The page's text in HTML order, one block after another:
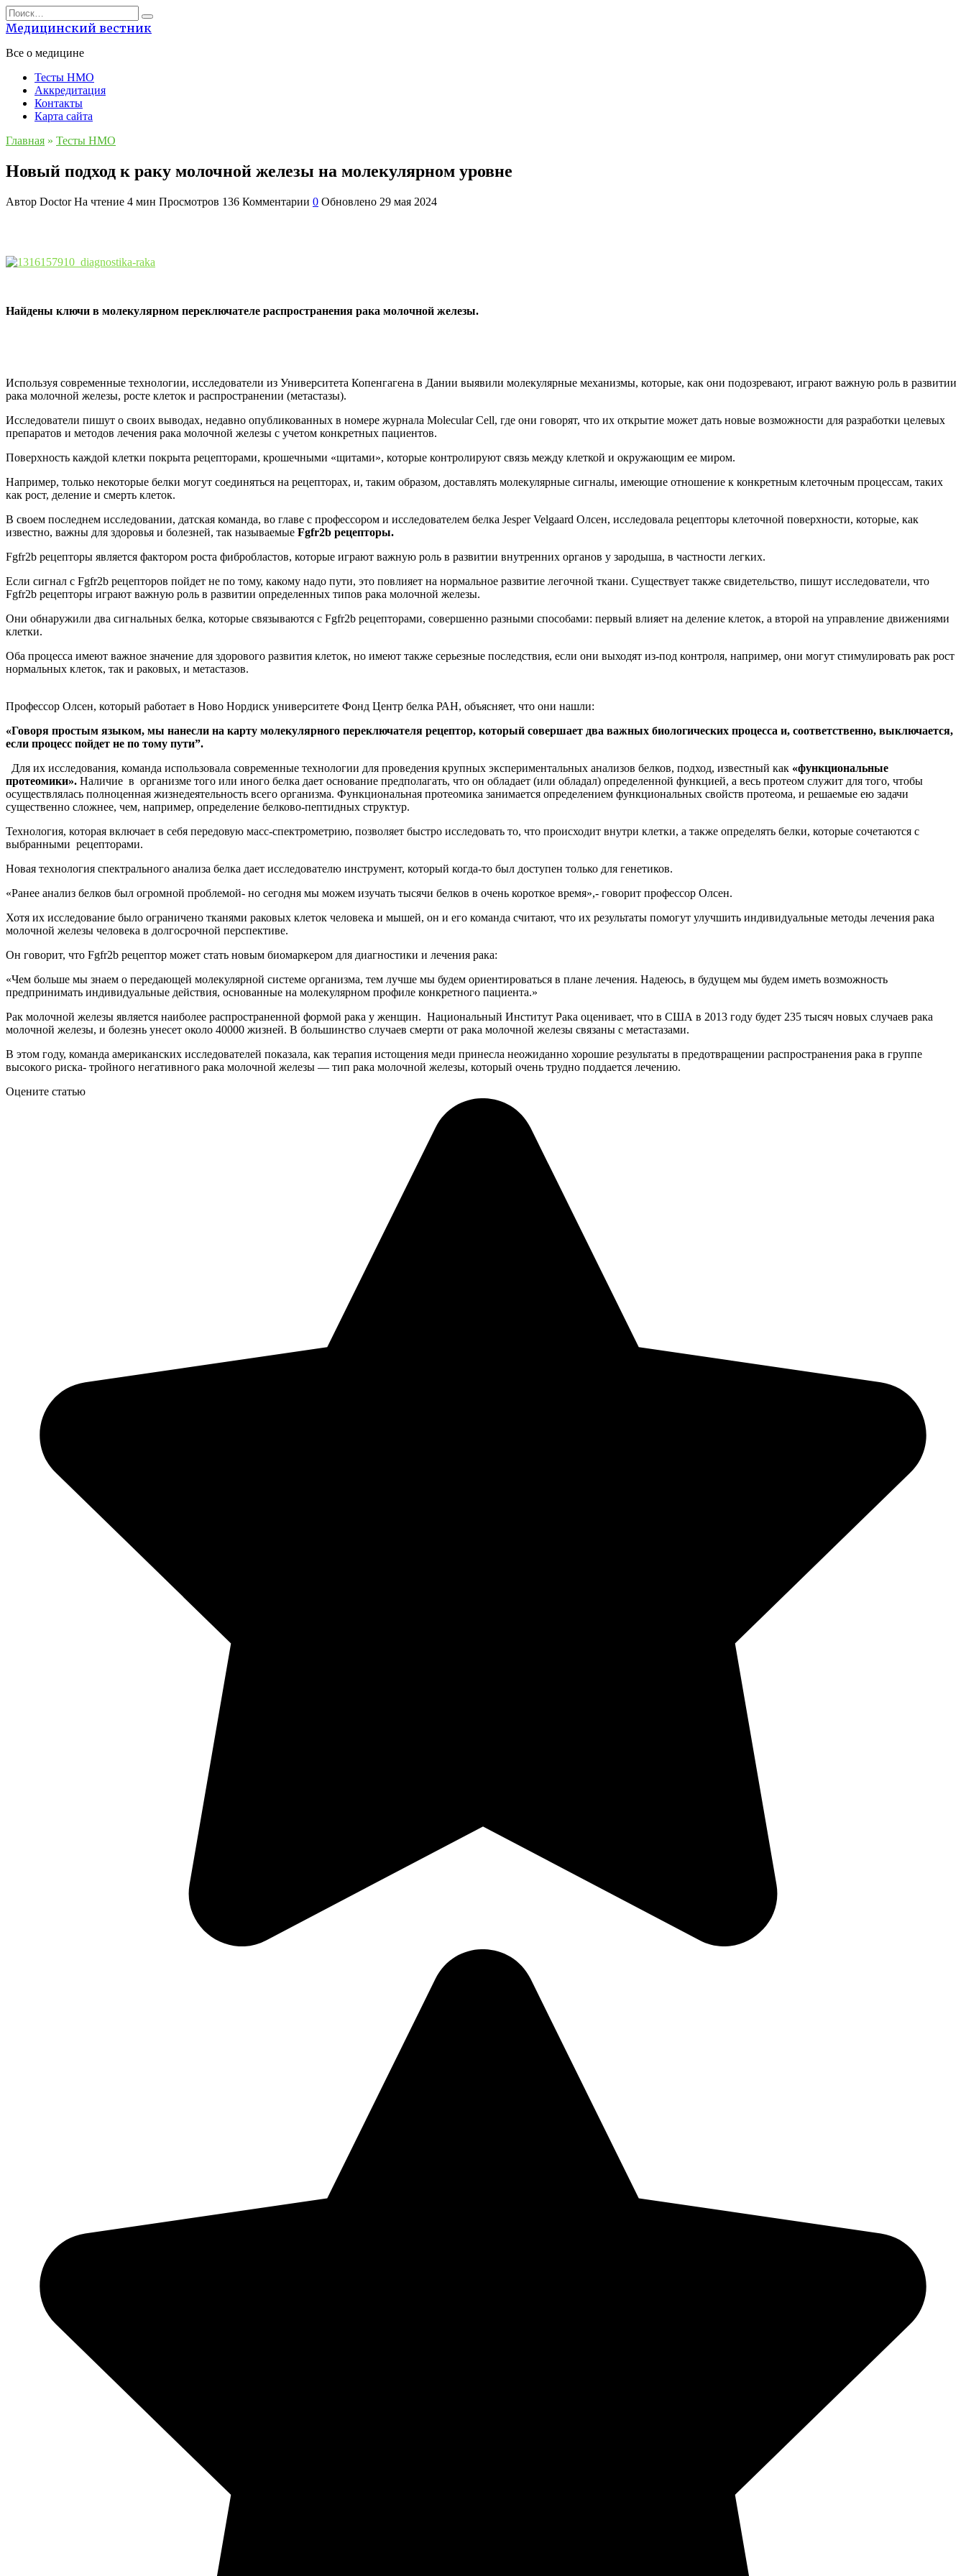
Перейти
к
содержанию
Search
for:
Медицинский вестник
Все о медицине
Тесты НМО
Аккредитация
Контакты
Карта сайта
Главная » Тесты НМО
Новый подход к раку молочной железы на молекулярном уровне
Автор Doctor На чтение 4 мин Просмотров 136 Комментарии 0 Обновлено 29 мая 2024
Найдены ключи в молекулярном переключателе распространения рака молочной железы.
Используя современные технологии, исследователи из Университета Копенгагена в Дании выявили молекулярные механизмы, которые, как они подозревают, играют важную роль в развитии
рака молочной железы, росте клеток и распространении (метастазы).
Исследователи пишут о своих выводах, недавно опубликованных в номере журнала Molecular Cell, где они говорят, что их открытие может дать новые возможности для разработки целевых
препаратов и методов лечения рака молочной железы с учетом конкретных пациентов.
Поверхность каждой клетки покрыта рецепторами, крошечными «щитами», которые контролируют связь между клеткой и окружающим ее миром.
Например, только некоторые белки могут соединяться на рецепторах, и, таким образом, доставлять молекулярные сигналы, имеющие отношение к конкретным клеточным процессам, таких
как рост, деление и смерть клеток.
В своем последнем исследовании, датская команда, во главе с профессором и исследователем белка Jesper Velgaard Олсен, исследовала рецепторы клеточной поверхности, которые, как
известно, важны для здоровья и болезней, так называемые Fgfr2b рецепторы.
Fgfr2b рецепторы является фактором роста фибробластов, которые играют важную роль в развитии внутренних органов у зародыша, в частности легких.
Если сигнал с Fgfr2b рецепторов пойдет не по тому, какому надо пути, это повлияет на нормальное развитие легочной ткани. Существует также свидетельство, пишут исследователи, что
Fgfr2b рецепторы играют важную роль в развитии определенных типов рака молочной железы.
Они обнаружили два сигнальных белка, которые связываются с Fgfr2b рецепторами, совершенно разными способами: первый влияет на деление клеток, а второй на управление движениями
клетки.
Оба процесса имеют важное значение для здорового развития клеток, но имеют также серьезные последствия, если они выходят из-под контроля, например, они могут стимулировать рак рост
нормальных клеток, так и раковых, и метастазов.
Профессор Олсен, который работает в Ново Нордиск университете Фонд Центр белка РАН, объясняет, что они нашли:
«Говоря простым языком, мы нанесли на карту молекулярного переключателя рецептор, который совершает два важных биологических процесса и, соответственно, выключается,
если процесс пойдет не по тому пути”.
Для их исследования, команда использовала современные технологии для проведения крупных экспериментальных анализов белков, подход, известный как «функциональные
протеомики». Наличие в организме того или иного белка дает основание предполагать, что он обладает (или обладал) определенной функцией, а весь протеом служит для того, чтобы
осуществлялась полноценная жизнедеятельность всего организма. Функциональная протеомика занимается определением функциональных свойств протеома, и решаемые ею задачи
существенно сложнее, чем, например, определение белково-пептидных структур.
Технология, которая включает в себя передовую масс-спектрометрию, позволяет быстро исследовать то, что происходит внутри клетки, а также определять белки, которые сочетаются с
выбранными рецепторами.
Новая технология спектрального анализа белка дает исследователю инструмент, который когда-то был доступен только для генетиков.
«Ранее анализ белков был огромной проблемой- но сегодня мы можем изучать тысячи белков в очень короткое время»,- говорит профессор Олсен.
Хотя их исследование было ограничено тканями раковых клеток человека и мышей, он и его команда считают, что их результаты помогут улучшить индивидуальные методы лечения рака
молочной железы человека в долгосрочной перспективе.
Он говорит, что Fgfr2b рецептор может стать новым биомаркером для диагностики и лечения рака:
«Чем больше мы знаем о передающей молекулярной системе организма, тем лучше мы будем ориентироваться в плане лечения. Надеюсь, в будущем мы будем иметь возможность
предпринимать индивидуальные действия, основанные на молекулярном профиле конкретного пациента.»
Рак молочной железы является наиболее распространенной формой рака у женщин. Национальный Институт Рака оценивает, что в США в 2013 году будет 235 тысяч новых случаев рака
молочной железы, и болезнь унесет около 40000 жизней. В большинство случаев смерти от рака молочной железы связаны с метастазами.
В этом году, команда американских исследователей показала, как терапия истощения меди принесла неожиданно хорошие результаты в предотвращении распространения рака в группе
высокого риска- тройного негативного рака молочной железы — тип рака молочной железы, который очень трудно поддается лечению.
Оцените статью